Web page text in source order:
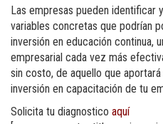
Las empresas pueden identificar
variables concretas que podrían
inversión en educación continua,
empresarial cada vez más
sin costo, de aquello que
inversión en capacitación de tu
Solicita tu diagnostico aquí